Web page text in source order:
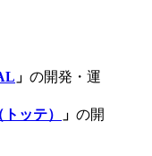
」 の開発・運
ッテ） 」 の開